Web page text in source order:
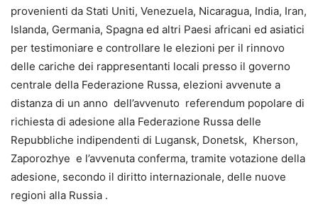
provenienti da Stati Uniti, Venezuela, Nicaragua, India, Iran,
Islanda, Germania, Spagna ed altri Paesi africani ed asiatici
per testimoniare e controllare le elezioni per il rinnovo
delle cariche dei rappresentanti locali presso il governo
centrale della Federazione Russa, elezioni avvenute a
distanza di un anno dell’avvenuto referendum popolare di
richiesta di adesione alla Federazione Russa delle
Repubbliche indipendenti di Lugansk, Donetsk, Kherson,
Zaporozhye e l’avvenuta conferma, tramite votazione della
adesione, secondo il diritto internazionale, delle nuove
regioni alla Russia .